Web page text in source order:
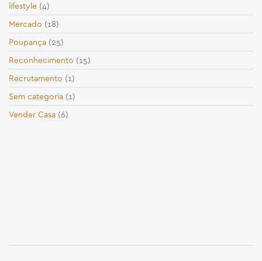
lifestyle (4)
Mercado (18)
Poupança (25)
Reconhecimento (15)
Recrutamento (1)
Sem categoria (1)
Vender Casa (6)